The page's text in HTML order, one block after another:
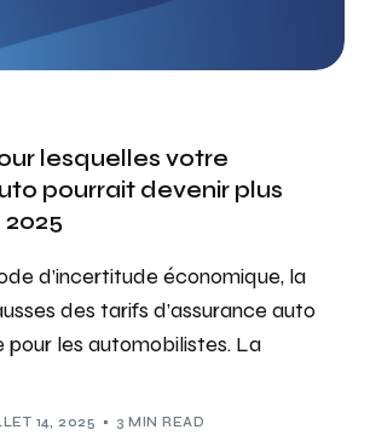
lesquelles votre
pourrait devenir plus
d’incertitude économique, la
des tarifs d’assurance auto
les automobilistes. La
14, 2025 3 MIN READ